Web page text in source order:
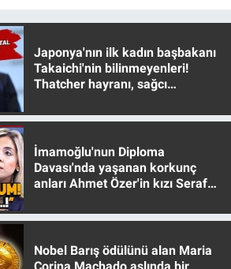
Japonya'nın ilk kadın başbakanı
Takaichi'nin bilinmeyenleri!
Thatcher hayranı, sağcı
İmamoğlu'nun Diploma
Davası'nda yaşanan korkunç
anları Ahmet Özer'in kızı Seraf
Nobel Barış ödülünü alan Maria